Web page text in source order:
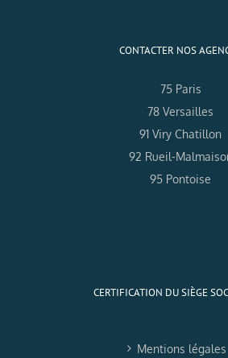
CONTACTER NOS
75 Paris
78 Versailles
91 Viry Chatillon
92 Rueil-
95 Pontoise
CERTIFICATION DU SIÈGE
Mentions légales